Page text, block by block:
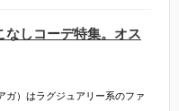
なしコーデ特集。オス
ガ）はラグジュアリー系のファ